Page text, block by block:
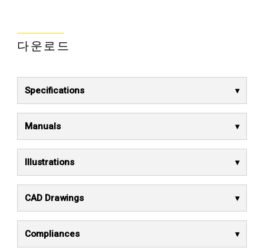
다운로드
Specifications
Manuals
Illustrations
CAD Drawings
Compliances